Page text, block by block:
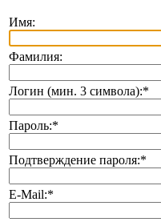
Имя:
Фамилия:
Логин (мин. 3 символа):*
Пароль:*
Подтверждение пароля:*
E-Mail:*